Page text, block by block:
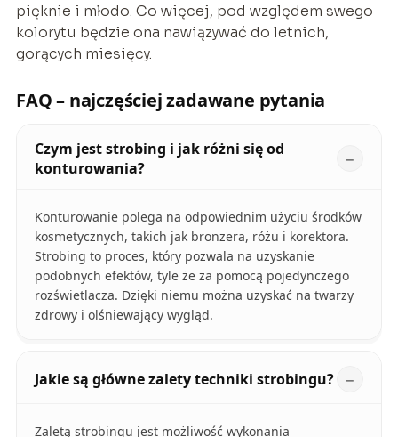
pięknie i młodo. Co więcej, pod względem swego
kolorytu będzie ona nawiązywać do letnich,
gorących miesięcy.
FAQ – najczęściej zadawane pytania
Czym jest strobing i jak różni się od
konturowania?
Konturowanie polega na odpowiednim użyciu środków
kosmetycznych, takich jak bronzera, różu i korektora.
Strobing to proces, który pozwala na uzyskanie
podobnych efektów, tyle że za pomocą pojedynczego
rozświetlacza. Dzięki niemu można uzyskać na twarzy
zdrowy i olśniewający wygląd.
Jakie są główne zalety techniki strobingu?
Zaletą strobingu jest możliwość wykonania